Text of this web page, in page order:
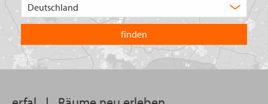
in
welchem
Land
Sie
suchen